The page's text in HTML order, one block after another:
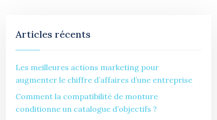
Articles récents
Les meilleures actions marketing pour
augmenter le chiffre d’affaires d’une entreprise
Comment la compatibilité de monture
conditionne un catalogue d’objectifs ?